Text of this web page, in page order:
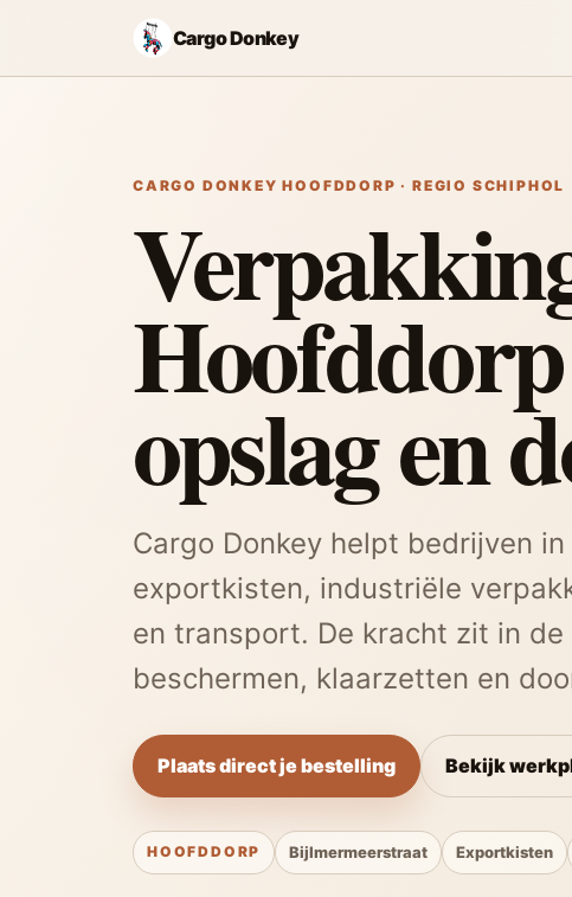
Cargo Donkey
CARGO DONKEY HOOFDDORP · REGIO SCHIPHOL
opslag en
Cargo Donkey helpt bedrijven
exportkisten, industriële
en transport. De kracht zit in
beschermen, klaarzetten en
Plaats direct je bestelling Bekijk
HOOFDDORP Bijlmermeerstraat Exportkisten